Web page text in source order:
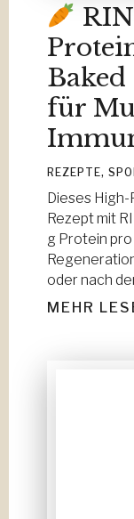
für
REZEPTE,
Dieses
Rezept mit
g Protein
oder nach
MEHR